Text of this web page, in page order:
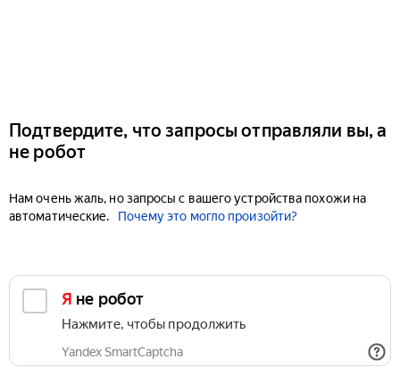
Подтвердите, что запросы отправляли вы, а
не робот
Нам очень жаль, но запросы с вашего устройства похожи на
автоматические.
Почему это могло произойти?
Я не робот
Нажмите, чтобы продолжить
Yandex SmartCaptcha